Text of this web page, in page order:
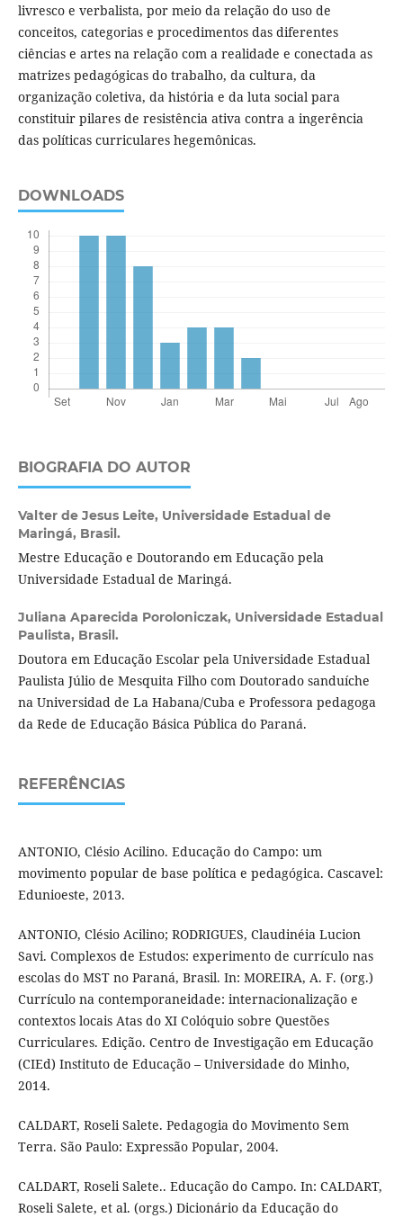
livresco e verbalista, por meio da relação do uso de
conceitos, categorias e procedimentos das diferentes
ciências e artes na relação com a realidade e conectada as
matrizes pedagógicas do trabalho, da cultura, da
organização coletiva, da história e da luta social para
constituir pilares de resistência ativa contra a ingerência
das políticas curriculares hegemônicas.
DOWNLOADS
BIOGRAFIA DO AUTOR
Valter de Jesus Leite, Universidade Estadual de
Maringá, Brasil.
Mestre Educação e Doutorando em Educação pela
Universidade Estadual de Maringá.
Juliana Aparecida Poroloniczak, Universidade Estadual
Paulista, Brasil.
Doutora em Educação Escolar pela Universidade Estadual
Paulista Júlio de Mesquita Filho com Doutorado sanduíche
na Universidad de La Habana/Cuba e Professora pedagoga
da Rede de Educação Básica Pública do Paraná.
REFERÊNCIAS
ANTONIO, Clésio Acilino. Educação do Campo: um
movimento popular de base política e pedagógica. Cascavel:
Edunioeste, 2013.
ANTONIO, Clésio Acilino; RODRIGUES, Claudinéia Lucion
Savi. Complexos de Estudos: experimento de currículo nas
escolas do MST no Paraná, Brasil. In: MOREIRA, A. F. (org.)
Currículo na contemporaneidade: internacionalização e
contextos locais Atas do XI Colóquio sobre Questões
Curriculares. Edição. Centro de Investigação em Educação
(CIEd) Instituto de Educação – Universidade do Minho,
2014.
CALDART, Roseli Salete. Pedagogia do Movimento Sem
Terra. São Paulo: Expressão Popular, 2004.
CALDART, Roseli Salete.. Educação do Campo. In: CALDART,
Roseli Salete, et al. (orgs.) Dicionário da Educação do